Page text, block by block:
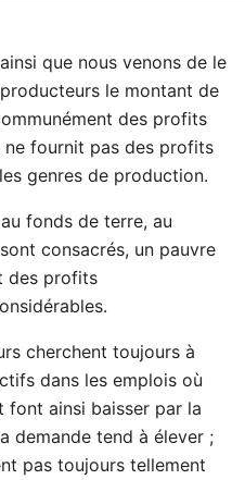
que nous venons de le
le montant de
des profits
fournit pas des profits
genres de production.
fonds de terre, au
consacrés, un pauvre
des profits
cherchent toujours à
dans les emplois où
font ainsi baisser par la
demande tend à élever ;
pas toujours tellement